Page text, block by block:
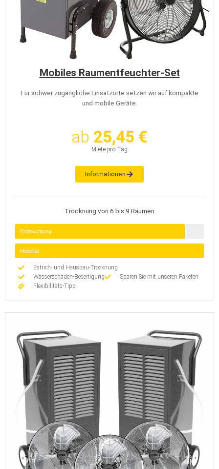
Mobiles Raumentfeuchter-Set
Für schwer zugängliche Einsatzorte setzen wir auf kompakte
und mobile Geräte.
ab 25,45 €
Miete pro Tag
Informationen
Trocknung von 6 bis 9 Räumen
Entfeuchtung
Mobilität
Estrich- und Hausbau-Trocknung
Wasserschaden-Beseitigung
Sparen Sie mit unseren Paketen
Flexibilitäts-Tipp